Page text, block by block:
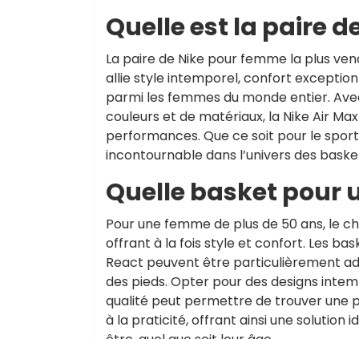
Quelle est la paire
La paire de Nike pour femme la plus
allie style intemporel, confort
parmi les femmes du monde entier.
couleurs et de matériaux, la Nike Air
performances. Que ce soit pour le
incontournable dans l’univers des
Quelle basket pour
Pour une femme de plus de 50 ans, le
offrant à la fois style et confort. Les
React peuvent être particulièrement
des pieds. Opter pour des designs
qualité peut permettre de trouver une
à la praticité, offrant ainsi une solution